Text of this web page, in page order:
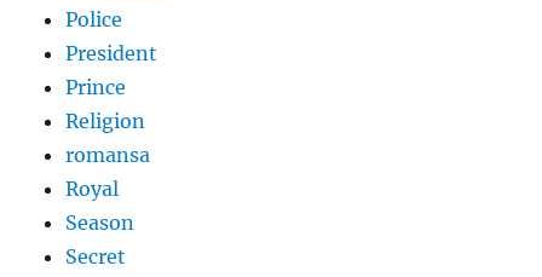
Police
President
Prince
Religion
romansa
Royal
Season
Secret